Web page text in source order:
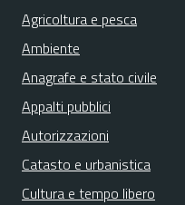
Agricoltura e pesca
Ambiente
Anagrafe e stato civile
Appalti pubblici
Autorizzazioni
Catasto e urbanistica
Cultura e tempo libero